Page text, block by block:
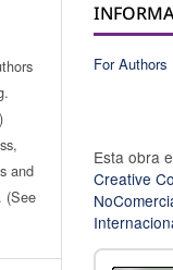
and
(See
For Authors
Esta obra
Creative